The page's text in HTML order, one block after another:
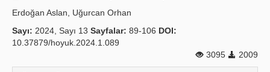
Erdoğan Aslan, Uğurcan Orhan
Sayı: 2024, Sayı 13 Sayfalar: 89-106 DOI:
10.37879/hoyuk.2024.1.089
3095
2009